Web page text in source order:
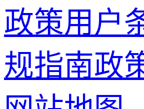
政策用户
规指南政